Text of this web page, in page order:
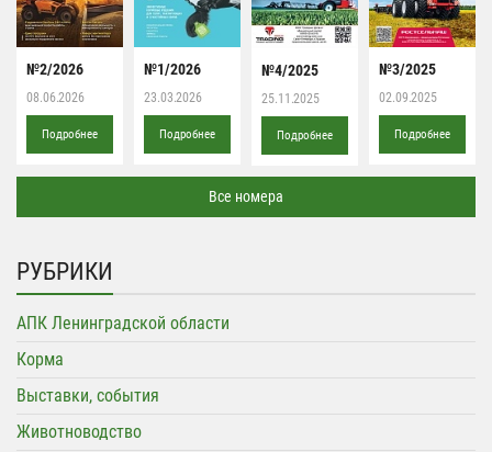
№2/2026
08.06.2026
Подробнее
№1/2026
23.03.2026
Подробнее
№4/2025
25.11.2025
Подробнее
№3/2025
02.09.2025
Подробнее
Все номера
РУБРИКИ
АПК Ленинградской области
Корма
Выставки, события
Животноводство